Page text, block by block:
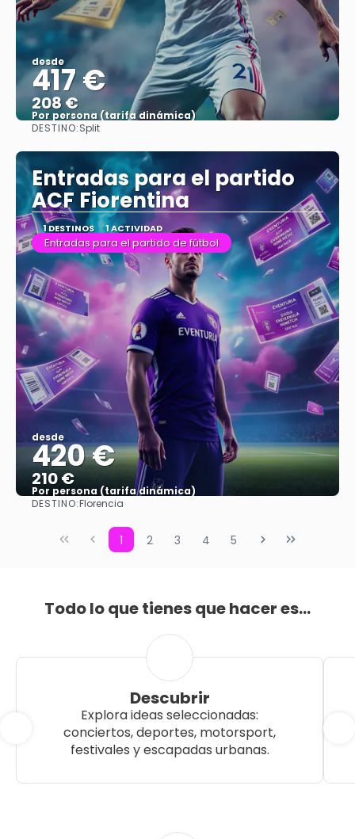
desde
417 €
208 €
Por persona (tarifa dinámica)
DESTINO:Split
Entradas para el partido
ACF Fiorentina
1 DESTINOS 1 ACTIVIDAD
Entradas para el partido de fútbol
desde
420 €
210 €
Por persona (tarifa dinámica)
DESTINO:Florencia
1 2 3 4 5
Todo lo que tienes que hacer es...
Descubrir
Explora ideas seleccionadas:
conciertos, deportes, motorsport,
festivales y escapadas urbanas.